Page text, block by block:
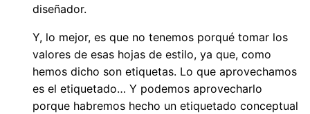
diseñador.
Y, lo mejor, es que no tenemos porqué tomar los
valores de esas hojas de estilo, ya que, como
hemos dicho son etiquetas. Lo que aprovechamos
es el etiquetado… Y podemos aprovecharlo
porque habremos hecho un etiquetado conceptual